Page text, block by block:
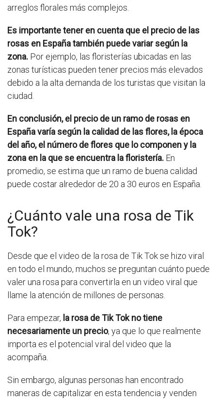
arreglos florales más complejos.
Es importante tener en cuenta que el precio de las
rosas en España también puede variar según la
zona. Por ejemplo, las floristerías ubicadas en las
zonas turísticas pueden tener precios más elevados
debido a la alta demanda de los turistas que visitan la
ciudad.
En conclusión, el precio de un ramo de rosas en
España varía según la calidad de las flores, la época
del año, el número de flores que lo componen y la
zona en la que se encuentra la floristería. En
promedio, se estima que un ramo de buena calidad
puede costar alrededor de 20 a 30 euros en España.
¿Cuánto vale una rosa de Tik
Tok?
Desde que el video de la rosa de Tik Tok se hizo viral
en todo el mundo, muchos se preguntan cuánto puede
valer una rosa para convertirla en un video viral que
llame la atención de millones de personas.
Para empezar, la rosa de Tik Tok no tiene
necesariamente un precio, ya que lo que realmente
importa es el potencial viral del video que la
acompaña.
Sin embargo, algunas personas han encontrado
maneras de capitalizar en esta tendencia y venden